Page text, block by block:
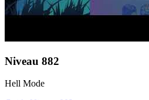
Niveau 882
Hell Mode